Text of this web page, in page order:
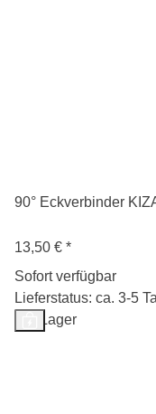
90° Eckverbinder
13,50 € *
Sofort verfügbar
Lieferstatus: ca. 3-5
Auf Lager